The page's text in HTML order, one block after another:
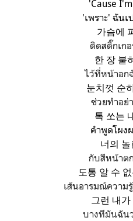
'Cause
'เพราะ' ฉันเ
가슴에
ติดสติ๊กเก
한 장 붙
ไว้ที่หน้าอ
눈치껏 순
ช่วยทำอย่
톡 쏘는
คำพูดโผง
너의 놀
กับสีหน้าต
도통 알 수
เส้นอารมณ์ความ
그런 내
บางทีมันฉัน